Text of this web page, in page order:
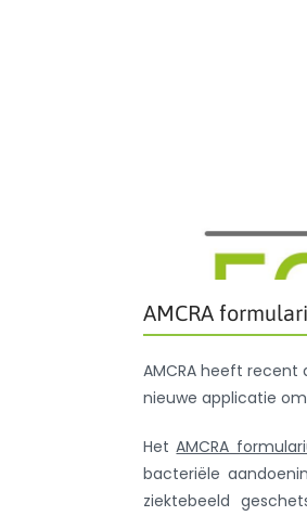
AMCRA
AMCRA heeft
nieuwe applicatie
HetAMCRA
bacteriële
ziektebeeld